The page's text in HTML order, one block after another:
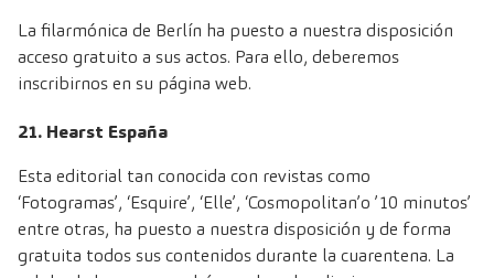
La filarmónica de Berlín ha puesto a nuestra disposición
acceso gratuito a sus actos. Para ello, deberemos
inscribirnos en su página web.
21. Hearst España
Esta editorial tan conocida con revistas como
‘Fotogramas’, ‘Esquire’, ‘Elle’, ‘Cosmopolitan’o ’10 minutos’
entre otras, ha puesto a nuestra disposición y de forma
gratuita todos sus contenidos durante la cuarentena. La